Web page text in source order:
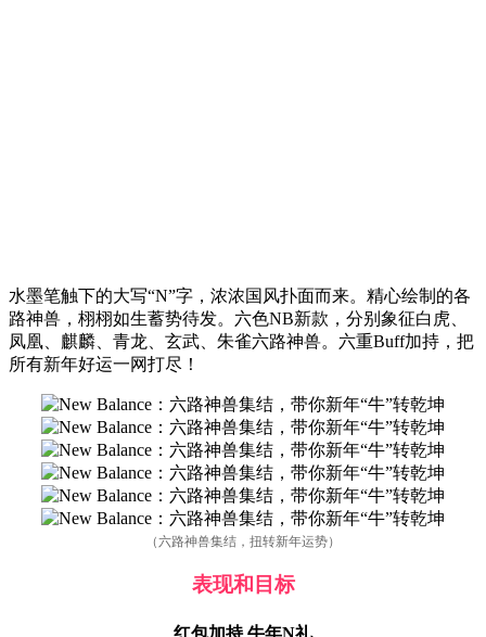
水墨笔触下的大写“N”字，浓浓国风扑面而来。精心绘制的各
路神兽，栩栩如生蓄势待发。六色NB新款，分别象征白虎、
凤凰、麒麟、青龙、玄武、朱雀六路神兽。六重Buff加持，把
所有新年好运一网打尽！
（六路神兽集结，扭转新年运势）
表现和目标
红包加持 牛年N礼